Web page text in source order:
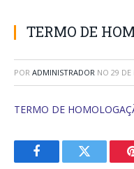
TERMO DE
POR ADMINISTRADOR NO 29 DE
TERMO DE
FacebookTwitter